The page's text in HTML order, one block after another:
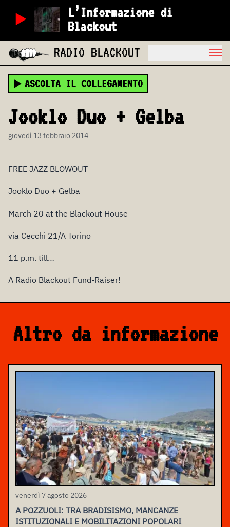
L’Informazione di
Blackout
RADIO BLACKOUT
ASCOLTA IL COLLEGAMENTO
Jooklo Duo + Gelba
giovedì 13 febbraio 2014
FREE JAZZ BLOWOUT
Jooklo Duo + Gelba
March 20 at the Blackout House
via Cecchi 21/A Torino
11 p.m. till…
A Radio Blackout Fund-Raiser!
Altro da informazione
venerdì 7 agosto 2026
A POZZUOLI: TRA BRADISISMO, MANCANZE
ISTITUZIONALI E MOBILITAZIONI POPOLARI